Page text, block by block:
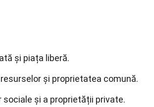
și piața liberă.
și proprietatea comună.
și a proprietății private.